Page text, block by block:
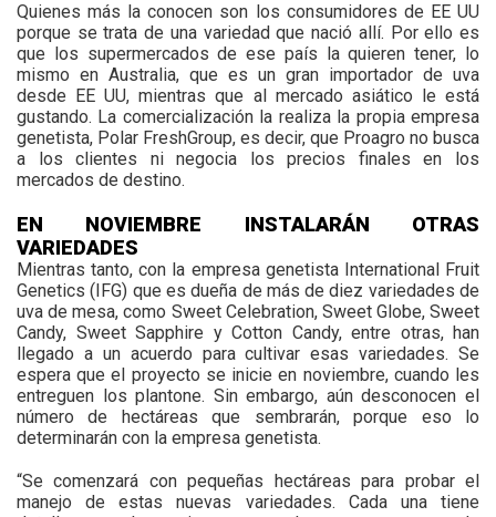
Quienes más la conocen son los consumidores de EE UU
porque se trata de una variedad que nació allí. Por ello es
que los supermercados de ese país la quieren tener, lo
mismo en Australia, que es un gran importador de uva
desde EE UU, mientras que al mercado asiático le está
gustando. La comercialización la realiza la propia empresa
genetista, Polar FreshGroup, es decir, que Proagro no busca
a los clientes ni negocia los precios finales en los
mercados de destino.
EN NOVIEMBRE INSTALARÁN OTRAS
VARIEDADES
Mientras tanto, con la empresa genetista International Fruit
Genetics (IFG) que es dueña de más de diez variedades de
uva de mesa, como Sweet Celebration, Sweet Globe, Sweet
Candy, Sweet Sapphire y Cotton Candy, entre otras, han
llegado a un acuerdo para cultivar esas variedades. Se
espera que el proyecto se inicie en noviembre, cuando les
entreguen los plantone. Sin embargo, aún desconocen el
número de hectáreas que sembrarán, porque eso lo
determinarán con la empresa genetista.
“Se comenzará con pequeñas hectáreas para probar el
manejo de estas nuevas variedades. Cada una tiene